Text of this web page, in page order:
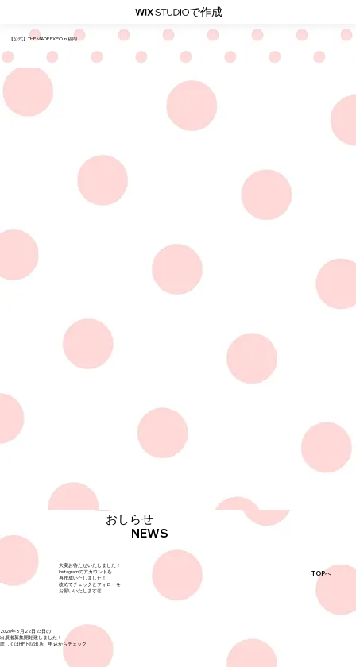
で作成
【公式】THE MADE EXPO in 福岡
2026年8月22日23日の
出展者募集開始致しました！
​詳しくはHP下記出店 申込からチェック
大変お待たせいたしました！
Instagramのアカウントを
再作成いたしました！
​改めてチェックとフォローを
お願いいたします👏
おしらせ
NEWS
TOPへ